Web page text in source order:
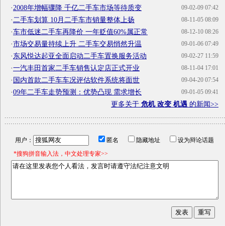
09-02-09 07:42
·2008年增幅骤降 千亿二手车市场等待质变
08-11-05 08:09
· 二手车划算 10月二手车市销量整体上扬
08-12-10 08:26
·车市低迷二手车再降价 一年贬值60%属正常
09-01-06 07:49
·市场交易量持续上升 二手车交易悄然升温
09-02-27 11:59
·东风悦达起亚全面启动二手车置换服务活动
08-11-04 17:01
·一汽丰田首家二手车销售认定店正式开业
09-04-20 07:54
·国内首款二手车车况评估软件系统将面世
09-01-05 09:41
·09年二手车走势预测：优势凸现 需求增长
更多关于 危机 改变 机遇 的新闻>>
用户： 匿名 隐藏地址
设为辩论话题
*搜狗拼音输入法，中文处理专家>>